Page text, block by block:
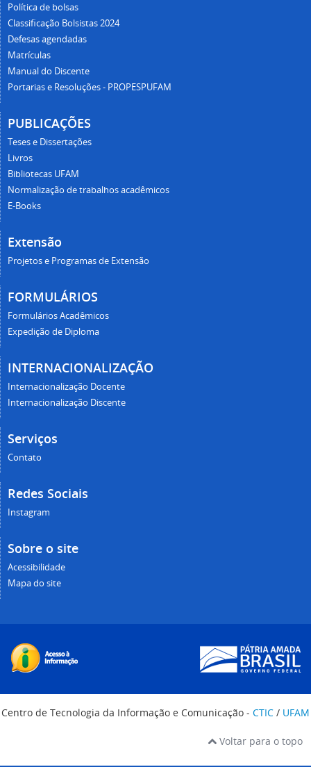
Política de bolsas
Classificação Bolsistas 2024
Defesas agendadas
Matrículas
Manual do Discente
Portarias e Resoluções - PROPESPUFAM
PUBLICAÇÕES
Teses e Dissertações
Livros
Bibliotecas UFAM
Normalização de trabalhos acadêmicos
E-Books
Extensão
Projetos e Programas de Extensão
FORMULÁRIOS
Formulários Acadêmicos
Expedição de Diploma
INTERNACIONALIZAÇÃO
Internacionalização Docente
Internacionalização Discente
Serviços
Contato
Redes Sociais
Instagram
Sobre o site
Acessibilidade
Mapa do site
Centro de Tecnologia da Informação e Comunicação - CTIC / UFAM
Voltar para o topo